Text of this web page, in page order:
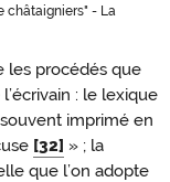
châtaigniers" - La
les procédés que
: le lexique
imprimé en
[32] » ; la
que l’on adopte